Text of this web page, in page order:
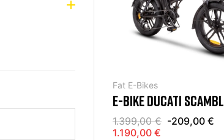

Fat E-Bikes
E-BIKE DUCATI
SCR-Z GT 48V
1.399,00 € -209,00 €
1.190,00 €